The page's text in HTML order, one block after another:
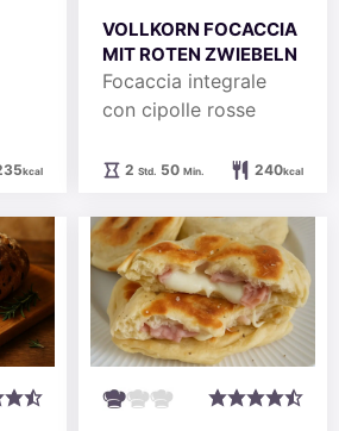
kcal
VOLLKORN FOCACCIA
MIT ROTEN ZWIEBELN
Focaccia integrale
con cipolle rosse
2Stunden
Std. 50Minuten
Min. 240kcal